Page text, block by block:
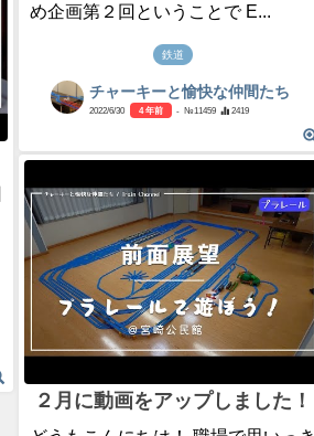
め企画第２回ということで E...
鉄道
チャーキーと愉快な仲間たち
2022/6/30 4 年前 - №11459 2419
２月に動画をアップしました！